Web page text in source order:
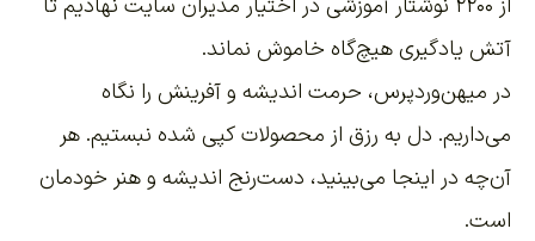
آتش یادگیری هیچ‌گاه خاموش نماند.
در میهن‌وردپرس، حرمت اندیشه و آفرینش را نگاه
می‌داریم. دل به رزق از محصولات کپی شده نبستیم. هر
آن‌چه در اینجا می‌بینید، دست‌رنج اندیشه و هنر خودمان
است.